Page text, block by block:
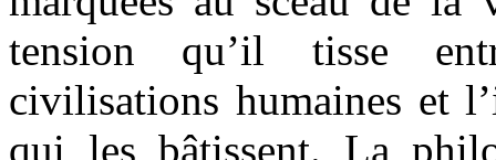
tension qu’il tisse
civilisations humaines et
qui les bâtissent. La